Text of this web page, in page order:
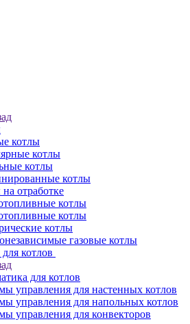
котлы
котлы
котлы
котлы
отработке
котлы
котлы
котлы
газовые котлы
котлов
для котлов
управления для настенных котлов
управления для напольных котлов
управления для конвекторов